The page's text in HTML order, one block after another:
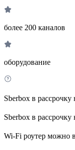
более 200 каналов
оборудование
Sberbox в
Sberbox в
Wi-Fi роутер можно